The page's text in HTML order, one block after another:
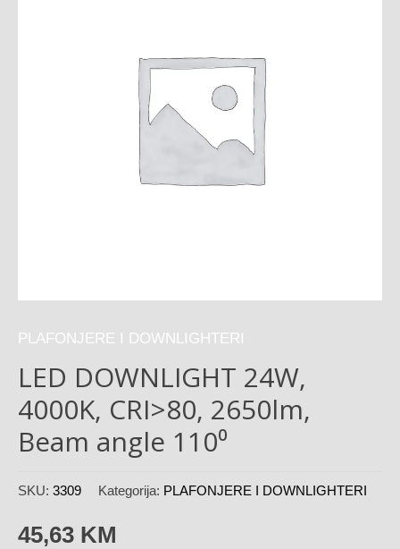
PLAFONJERE I DOWNLIGHTERI
LED DOWNLIGHT 24W,
4000K, CRI>80, 2650lm,
Beam angle 110⁰
SKU: 3309 Kategorija: PLAFONJERE I DOWNLIGHTERI
45,63 KM